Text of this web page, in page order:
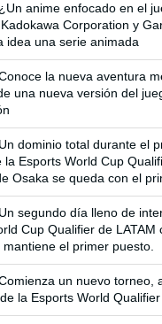
anime enfocado en el
Corporation y
idea una serie animada
la nueva aventura
una nueva versión del
dominio total durante el
la Esports World Cup
Osaka se queda con el
segundo día lleno de
Cup Qualifier de LATAM
el primer puesto.
un nuevo torneo,
la Esports World Qualifier